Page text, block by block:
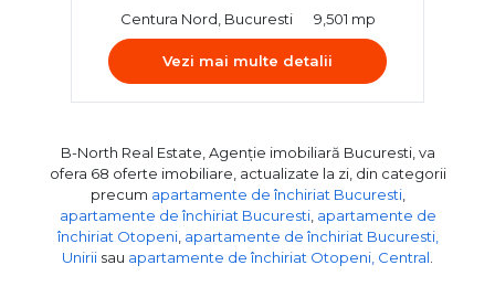
Centura Nord, Bucuresti
9,501 mp
Vezi mai multe detalii
B-North Real Estate, Agenție imobiliară Bucuresti, va
ofera 68 oferte imobiliare, actualizate la zi, din categorii
precum apartamente de închiriat Bucuresti,
apartamente de închiriat Bucuresti, apartamente de
închiriat Otopeni, apartamente de închiriat Bucuresti,
Unirii sau apartamente de închiriat Otopeni, Central